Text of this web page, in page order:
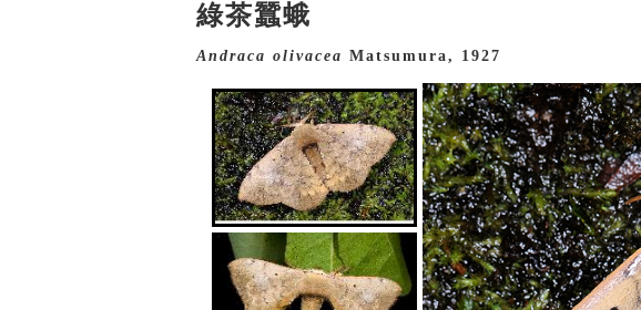
綠茶蠶蛾
Andraca olivacea Matsumura, 1927